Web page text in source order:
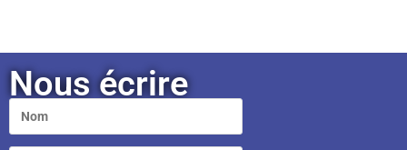
Nous écrire